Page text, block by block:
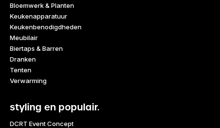
Bloemwerk & Planten
Keukenapparatuur
Keukenbenodigdheden
Meubilair
Biertaps & Barren
Dranken
Tenten
Verwarming
styling en populair.
DCRT Event Concept